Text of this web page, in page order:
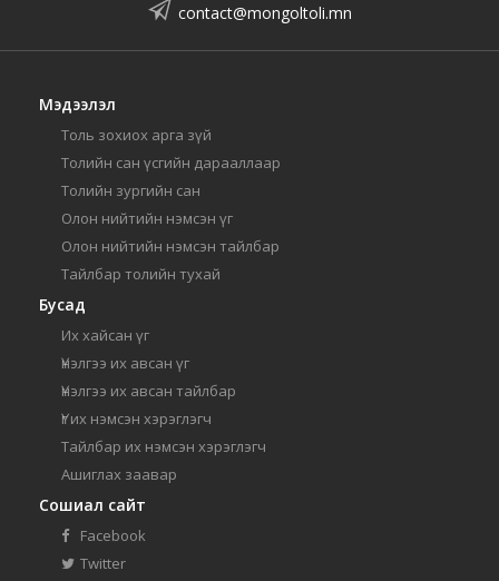
contact@mongoltoli.mn
Мэдээлэл
Толь зохиох арга зүй
Толийн сан үсгийн дарааллаар
Толийн зургийн сан
Олон нийтийн нэмсэн үг
Олон нийтийн нэмсэн тайлбар
Тайлбар толийн тухай
Бусад
Их хайсан үг
Үнэлгээ их авсан үг
Үнэлгээ их авсан тайлбар
Үг их нэмсэн хэрэглэгч
Тайлбар их нэмсэн хэрэглэгч
Ашиглах заавар
Сошиал сайт
Facebook
Twitter